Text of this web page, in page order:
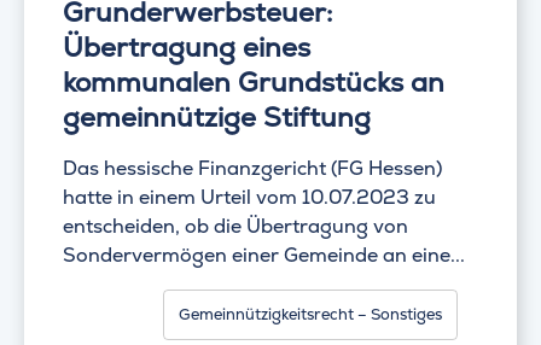
Grunderwerbsteuer:
Übertragung eines
kommunalen Grundstücks an
gemeinnützige Stiftung
Das hessische Finanzgericht (FG Hessen)
hatte in einem Urteil vom 10.07.2023 zu
entscheiden, ob die Übertragung von
Sondervermögen einer Gemeinde an eine...
Gemeinnützigkeitsrecht – Sonstiges